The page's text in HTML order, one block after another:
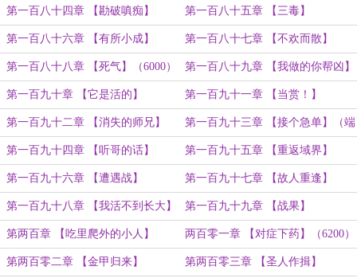
用】 （6400）
第一百八十四章 【勘破嗔痴】
（6600）
第一百八十五章 【三毒】
第一百八十六章 【有所小成】
（6000字）
第一百八十七章 【不欢而散】
（7100）
第一百八十八章 【死气】（6000） 第一百八十九章 【我做的你帮凶】
（6000）
第一百九十章 【它是活的】
（6000）
第一百九十一章 【当赏！】
（6400）
第一百九十二章 【消失的师兄】
（6000）
第一百九十三章 【接个急单】（端
午节快乐！）
第一百九十四章 【听哥的话】
（7400）
第一百九十五章 【重返域界】
（6100）
第一百九十六章 【遭遇战】
（6800）
第一百九十七章 【故人重逢】
第一百九十八章 【我活不到长大】
（6200）
第一百九十九章 【战果】
第两百章 【吃里爬外的小人】 两百零一章 【对症下药】（6200）
第两百零二章 【金甲归来】 第两百零三章 【圣人作揖】